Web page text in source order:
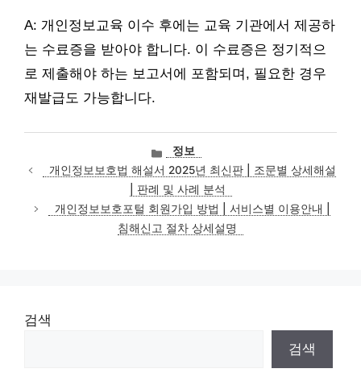
A: 개인정보교육 이수 후에는 교육 기관에서 제공하
는 수료증을 받아야 합니다. 이 수료증은 정기적으
로 제출해야 하는 보고서에 포함되며, 필요한 경우
재발급도 가능합니다.
카
테
고
리
정보
개인정보보호법 해설서 2025년 최신판 | 조문별 상세해설
| 판례 및 사례 분석
개인정보보호포털 회원가입 방법 | 서비스별 이용안내 |
침해신고 절차 상세설명
검색
검색